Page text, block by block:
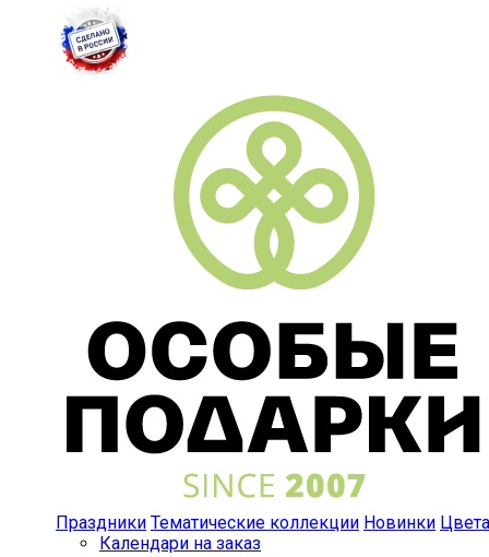
Праздники Тематические коллекции Новинки Цвета
Календари на заказ